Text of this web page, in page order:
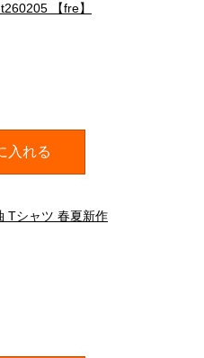
【fre】
入れる
Tシャツ 春夏新作